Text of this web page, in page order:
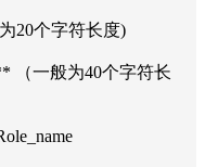
个字符长度)
一般为40个字符长